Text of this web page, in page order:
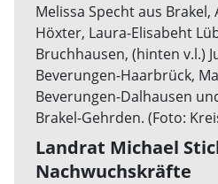
Landrat Michael
Nachwuchskräfte